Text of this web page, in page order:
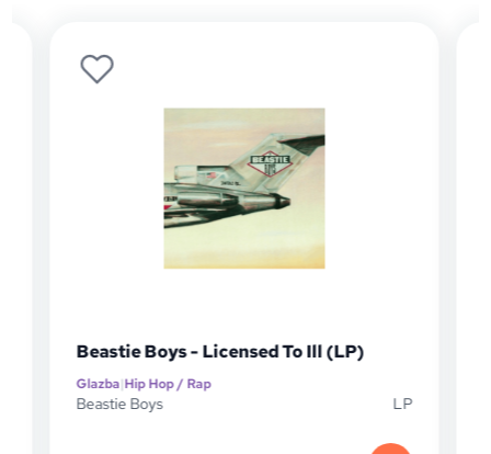
Beastie Boys - Licensed To Ill (LP)
Glazba|Hip Hop / Rap
Beastie Boys LP